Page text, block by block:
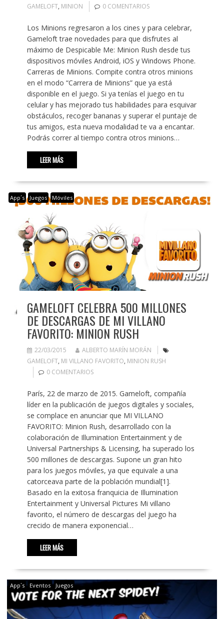
GAMELOFT, MINION 0 COMENTARIOS
Los Minions regresaron a los cines y para celebrar,
Gameloft trae novedades para que disfrutes al
máximo de Despicable Me: Minion Rush desde tus
dispositivos móviles Android, iOS y Windows Phone.
Carreras de Minions. Compite contra otros minions
en el modo “Carrera de Minions” que ya está
disponible en el juego. Si ya tenías el juego en tu
celular y has mejorado tus habilidades para esquivar
obstáculos, recoger bananas y superar el puntaje de
tus amigos, esta nueva modalidad te va a encantar.
Podrás correr al tiempo contra otros minions…
LEER MÁS
App´s Juegos Móviles
GAMELOFT CELEBRA 500 MILLONES
DE DESCARGAS DE MI VILLANO
FAVORITO: MINION RUSH
22/03/2015
ALBERTO MARÍN MORÁN
GAMELOFT, MI VILLANO FAVORITO, MINION RUSH
0 COMENTARIOS
París, 22 de marzo de 2015. Gameloft, compañía
líder en la publicación de juegos digitales y sociales,
se complace en anunciar que MI VILLANO
FAVORITO: Minion Rush, desarrollado con la
colaboración de Illumination Entertainment y de
Universal Partnerships & Licensing, ha superado los
500 millones de descargas. Supone un gran hito
para los juegos móviles, ya que equivale a una
catorceava parte de la población mundial[1].
Basado en la exitosa franquicia de Illumination
Entertainment y Universal Pictures Mi villano
favorito, el número de descargas del juego ha
crecido de manera exponencial…
LEER MÁS
App´s Eventos Juegos